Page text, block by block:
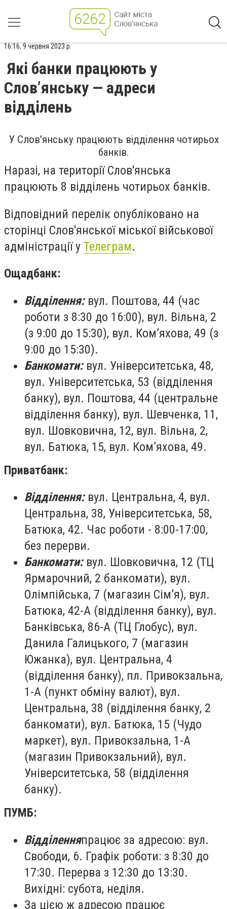
16:16, 9 червня 2023 р.
Які банки працюють у
Слов’янську — адреси
відділень
У Слов'янську працюють відділення чотирьох
банків.
Наразі, на території Слов'янська
працюють 8 відділень чотирьох банків.
Відповідний перелік опубліковано на
сторінці Слов'янської міської військової
адміністрації у Телеграм.
Ощадбанк:
Відділення:вул. Поштова, 44 (час
роботи з 8:30 до 16:00), вул. Вільна, 2
(з 9:00 до 15:30), вул. Ком’яхова, 49 (з
9:00 до 15:30).
Банкомати:вул. Університетська, 48,
вул. Університетська, 53 (відділення
банку), вул. Поштова, 44 (центральне
відділення банку), вул. Шевченка, 11,
вул. Шовковична, 12, вул. Вільна, 2,
вул. Батюка, 15, вул. Ком’яхова, 49.
Приватбанк:
Відділення:вул. Центральна, 4, вул.
Центральна, 38, Університетська, 58,
Батюка, 42. Час роботи - 8:00-17:00,
без перерви.
Банкомати:вул. Шовковична, 12 (ТЦ
Ярмарочний, 2 банкомати), вул.
Олімпійська, 7 (магазин Сім’я), вул.
Батюка, 42-А (відділення банку), вул.
Банківська, 86-А (ТЦ Глобус), вул.
Данила Галицького, 7 (магазин
Южанка), вул. Центральна, 4
(відділення банку), пл. Привокзальна,
1-А (пункт обміну валют), вул.
Центральна, 38 (відділення банку, 2
банкомати), вул. Батюка, 15 (Чудо
маркет), вул. Привокзальна, 1-А
(магазин Привокзальний), вул.
Університетська, 58 (відділення
банку).
ПУМБ:
Відділенняпрацює за адресою: вул.
Свободи, 6. Графік роботи: з 8:30 до
17:30. Перерва з 12:30 до 13:30.
Вихідні: субота, неділя.
За цією ж адресою працює